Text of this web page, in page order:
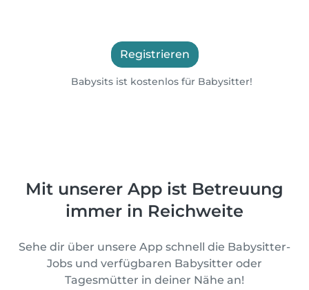
Registrieren
Babysits ist kostenlos für Babysitter!
Mit unserer App ist Betreuung
immer in Reichweite
Sehe dir über unsere App schnell die Babysitter-
Jobs und verfügbaren Babysitter oder
Tagesmütter in deiner Nähe an!